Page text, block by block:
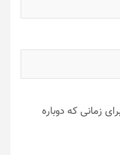
زمانی که دوباره